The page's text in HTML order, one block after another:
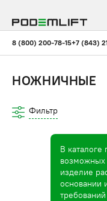
8 (800) 200-78-15+7 (843)
НОЖНИЧНЫЕ
Фильтр
В каталоге
возможных
изделие
основании